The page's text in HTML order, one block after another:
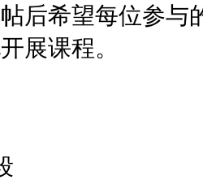
后希望每位参
展课程。